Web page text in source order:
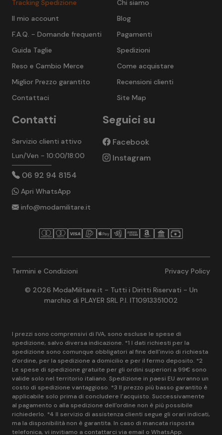
Chi siamo
Blog
Pagamenti
Spedizioni
Come acquistare
Recensioni clienti
Site Map
Tracking Spedizione
Il mio account
F.A.Q. - Domande frequenti
Guida Taglie
Reso e Cambio Merce
Miglior Prezzo garantito
Contattaci
Contatti
Servizio clienti attivo
Lun/Ven - 10:00/18:00
06 92 94 8154
Apri WhatsApp
info@modamilitare.it
Seguici su
Facebook
Instagram
Termini e Condizioni Privacy Policy
© 2026 ModaMilitare.it - Tutti i Diritti Riservati - Un
marchio di PLAYER SRL P.I. IT10913351002
I prezzi sono comprensivi di IVA, sono escluse le spese di
spedizione, salvo diversa indicazione. *1 I dati richiesti per la
spedizione sono comunque obbligatori al fine dell'invio di richiesta
d'ordine, per la spedizione a domicilio e per il fermo deposito. *2
Le spese di spedizione gratuite per gli ordini superiori a 99€ sono
valide solo nel territorio italiano. Spedizione in paesi EU avranno un
costo di spedizione vantaggioso. *3 Il prezzo più basso garantito è
applicabile solo prima di concludere l'acquisto. Successivamente
al pagamento o alla spedizione dell'ordine non è più possibile
richiederlo. *4 Il servizio di assistenza clienti segue gli orari indicati,
ma la disponibilità non è garantita. In caso di mancata risposta
telefonica, vi invitiamo a contattarci via email o WhatsApp.